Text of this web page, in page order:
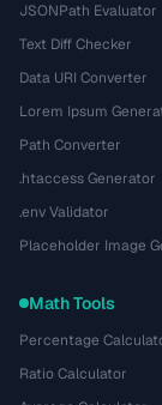
JSONPath Evaluator
Text Diff Checker
Data URI Converter
Lorem Ipsum
Path Converter
.htaccess Generator
.env Validator
Placeholder Image
Math Tools
Percentage
Ratio Calculator